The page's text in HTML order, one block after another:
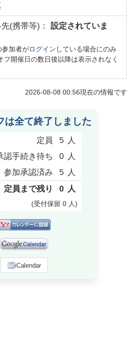
(携帯等)： 設定されていま
参加者がログイン している場合にのみ
開催日の数日後以降は表示されなく
2026-08-08 00:56現在の情報です
は全て終了しました
定員 5 人
認手続き待ち 0 人
参加承認済み 5 人
定員まで残り 0 人
(受付保留 0 人)
iCalendar